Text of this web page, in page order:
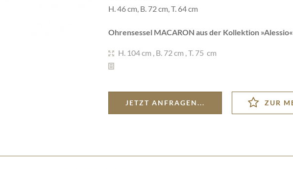
H. 46 cm, B. 72 cm, T. 64 cm
Ohrensessel MACARON aus der Kollektion »Alessio«
H. 104 cm , B. 72 cm ,T. 75 cm
JETZT ANFRAGEN...